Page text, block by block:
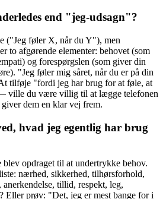
end "jeg-udsagn"?
("Jeg føler X, når du Y"), men
to afgørende elementer: behovet (som
og forespørgslen (som giver din
"Jeg føler mig såret, når du er på din
tilføje "fordi jeg har brug for at føle, at
ville du være villig til at lægge telefonen
dem en klar vej frem.
hvad jeg egentlig har brug
opdraget til at undertrykke behov.
nærhed, sikkerhed, tilhørsforhold,
tillid, respekt, leg,
Eller prøv: "Det, jeg er mest bange for i